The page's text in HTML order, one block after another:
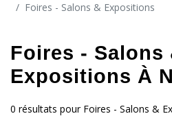
Foires - Salons & Expositions
Foires - Salons
Expositions À
0 résultats pour Foires - Salons &